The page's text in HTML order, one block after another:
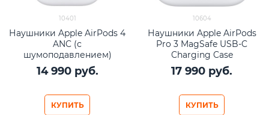
10401
Наушники Apple AirPods 4
ANC (с
шумоподавлением)
14 990 руб.
КУПИТЬ
10604
Наушники Apple AirPods
Pro 3 MagSafe USB-C
Charging Case
17 990 руб.
КУПИТЬ